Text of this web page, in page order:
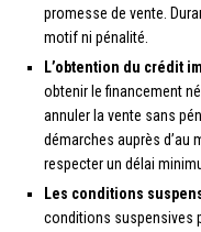
promesse de vente.
motif ni pénalité.
L’obtention du crédit
obtenir le financement
annuler la vente sans
démarches auprès d’au
respecter un délai
Les conditions
conditions suspensives